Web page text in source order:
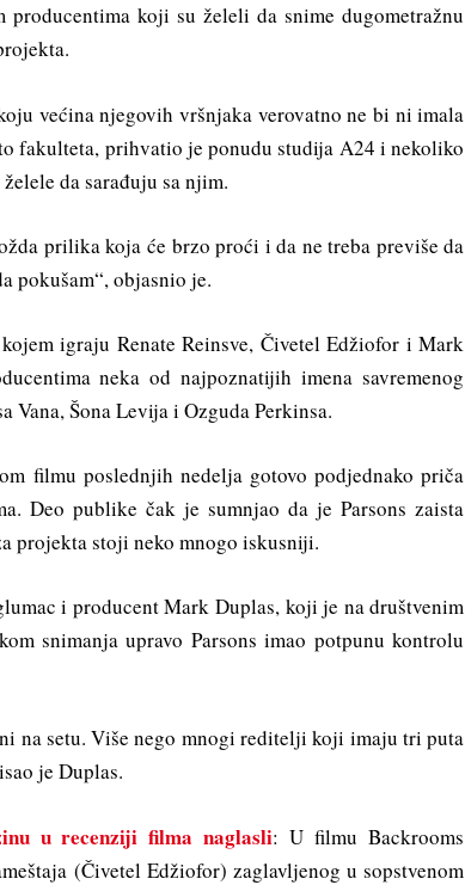
producentima koji su želeli da snime dugometražnu
većina njegovih vršnjaka verovatno ne bi ni imala
fakulteta, prihvatio je ponudu studija A24 i nekoliko
da sarađuju sa njim.
prilika koja će brzo proći i da ne treba previše da
pokušam“, objasnio je.
igraju Renate Reinsve, Čivetel Edžiofor i Mark
neka od najpoznatijih imena savremenog
Vana, Šona Levija i Ozguda Perkinsa.
filmu poslednjih nedelja gotovo podjednako priča
Deo publike čak je sumnjao da je Parsons zaista
projekta stoji neko mnogo iskusniji.
i producent Mark Duplas, koji je na društvenim
snimanja upravo Parsons imao potpunu kontrolu
na setu. Više nego mnogi reditelji koji imaju tri puta
je Duplas.
u recenziji filma naglasli: U filmu Backrooms
(Čivetel Edžiofor) zaglavljenog u sopstvenom